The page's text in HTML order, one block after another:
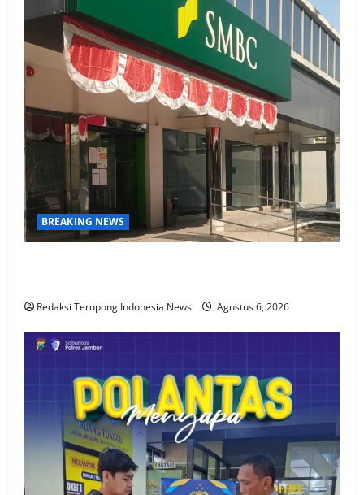
BREAKING NEWS
Redaksi Teropong Indonesia News Agustus 6, 2026